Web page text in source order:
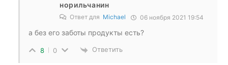
норильчанин
Ответ для Michael 06 ноября 2021 19:54
а без его заботы продукты есть?
8 0 Ответить